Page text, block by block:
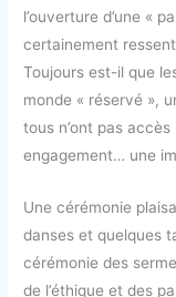
l’ouverture d’une «
certainement
Toujours est-il que
monde « réservé »,
tous n’ont pas
engagement… une
Une cérémonie
danses et quelques
cérémonie des
de l’éthique et des